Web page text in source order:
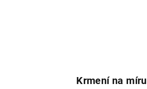
Krmení na míru